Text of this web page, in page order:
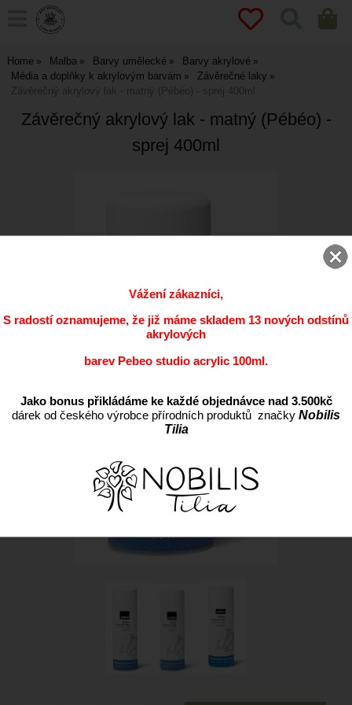
Home Malba Barvy umělecké
Barvy akrylové
Média a doplňky k akrylovým barvám
Závěrečné laky
Závěrečný akrylový lak - matný (Pébéo) - sprej 400ml
Závěrečný akrylový lak - matný (Pébéo) -
sprej 400ml
Vážení zákazníci,
S radostí oznamujeme, že již máme skladem 13 nových odstínů
akrylových
barev Pebeo studio acrylic 100ml.
Jako bonus přikládáme ke každé objednávce nad 3.500kč
dárek od českého výrobce přírodních produktů značky Nobilis
Tilia